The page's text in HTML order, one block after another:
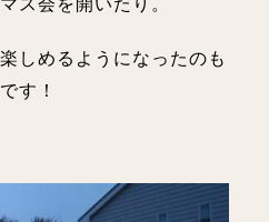
ス会を開いたり。
しめるようになったのも
す！